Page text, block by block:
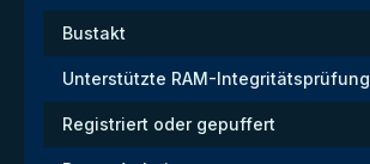
Bustakt
Unterstützte RAM-Integritätsprüfung
Registriert oder gepuffert